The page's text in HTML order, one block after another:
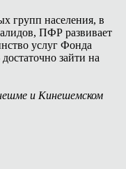
групп населения, в
ПФР развивает
услуг Фонда
зайти на
и Кинешемском